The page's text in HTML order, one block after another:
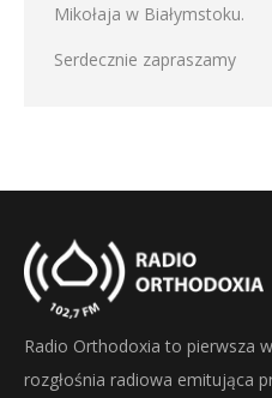
Mikołaja w Białymstoku.
Serdecznie zapraszamy
Radio Orthodoxia to pierwsza
rozgłośnia radiowa emitująca